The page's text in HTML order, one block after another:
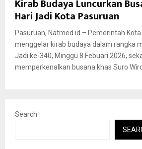
Kirab Budaya Luncurkan
Hari Jadi Kota Pasuruan
Pasuruan, Natmed.id – Pemerintah
menggelar kirab budaya dalam rangka
Jadi ke-340, Minggu 8 Febuari 2026,
memperkenalkan busana khas Suro
Search